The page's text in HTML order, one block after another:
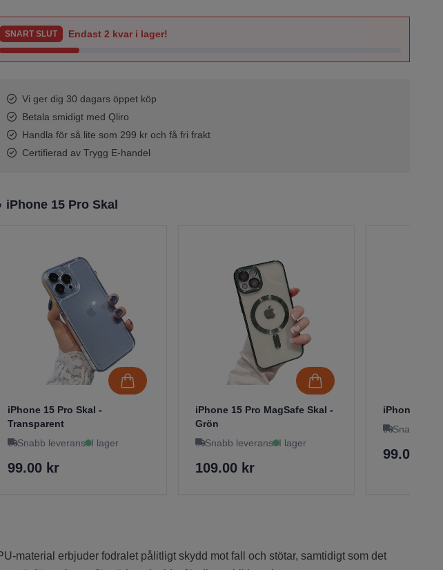
SNART SLUT Endast 2 kvar i lager!
Vi ger dig 30 dagars öppet köp
Betala smidigt med Qliro
Handla för så lite som 299 kr och få fri frakt
Certifierad av Trygg E-handel
iPhone 15 Pro Skal
iPhone 15 Pro Skal -
Transparent
Snabb leverans I lager
99.00 kr
iPhone 15 Pro MagSafe Skal -
Grön
Snabb leverans I lager
109.00 kr
iPhone 15
Snabb
99.00 kr
material erbjuder fodralet pålitligt skydd mot fall och stötar, samtidigt som det